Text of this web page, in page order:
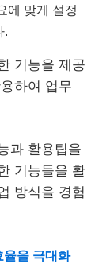
에 맞게 설정
기능을 제공
하여 업무
과 활용팁을
기능들을 활
방식을 경험
율을 극대화